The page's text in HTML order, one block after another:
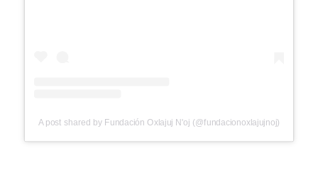
A post shared by Fundación Oxlajuj N'oj (@fundacionoxlajujnoj)